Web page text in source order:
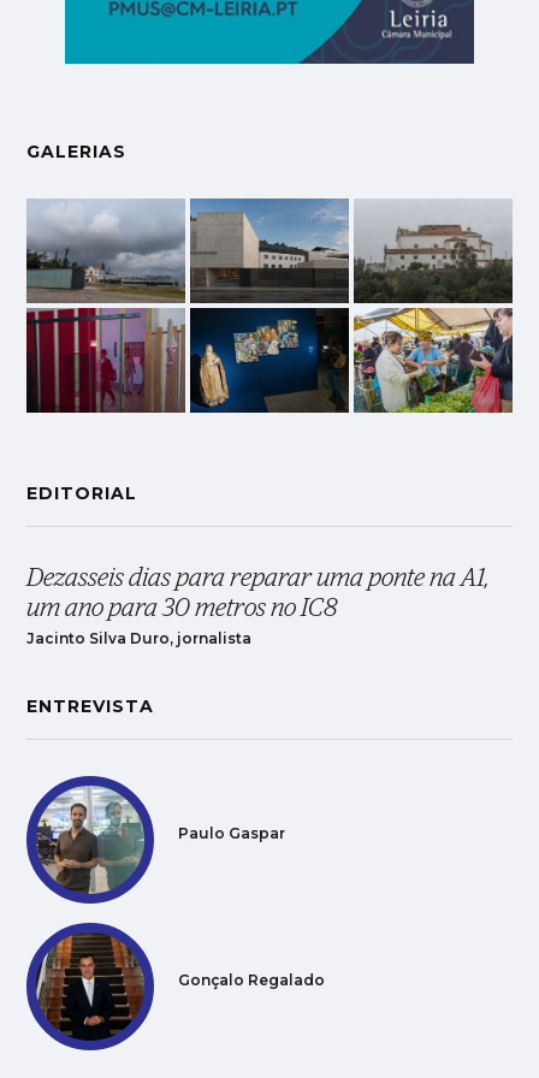
GALERIAS
EDITORIAL
Dezasseis dias para reparar uma ponte na A1,
um ano para 30 metros no IC8
Jacinto Silva Duro, jornalista
ENTREVISTA
Paulo Gaspar
Gonçalo Regalado